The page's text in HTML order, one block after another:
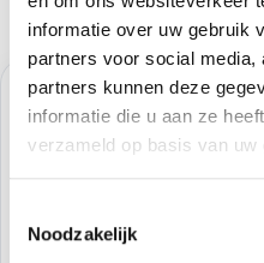
informatie over uw gebruik
partners voor social
partners kunnen deze
informatie die u aan ze
verzameld op basis van
Noodzakelijk
Normale prijs:
€ 37,18
Prijzen excl. BTW